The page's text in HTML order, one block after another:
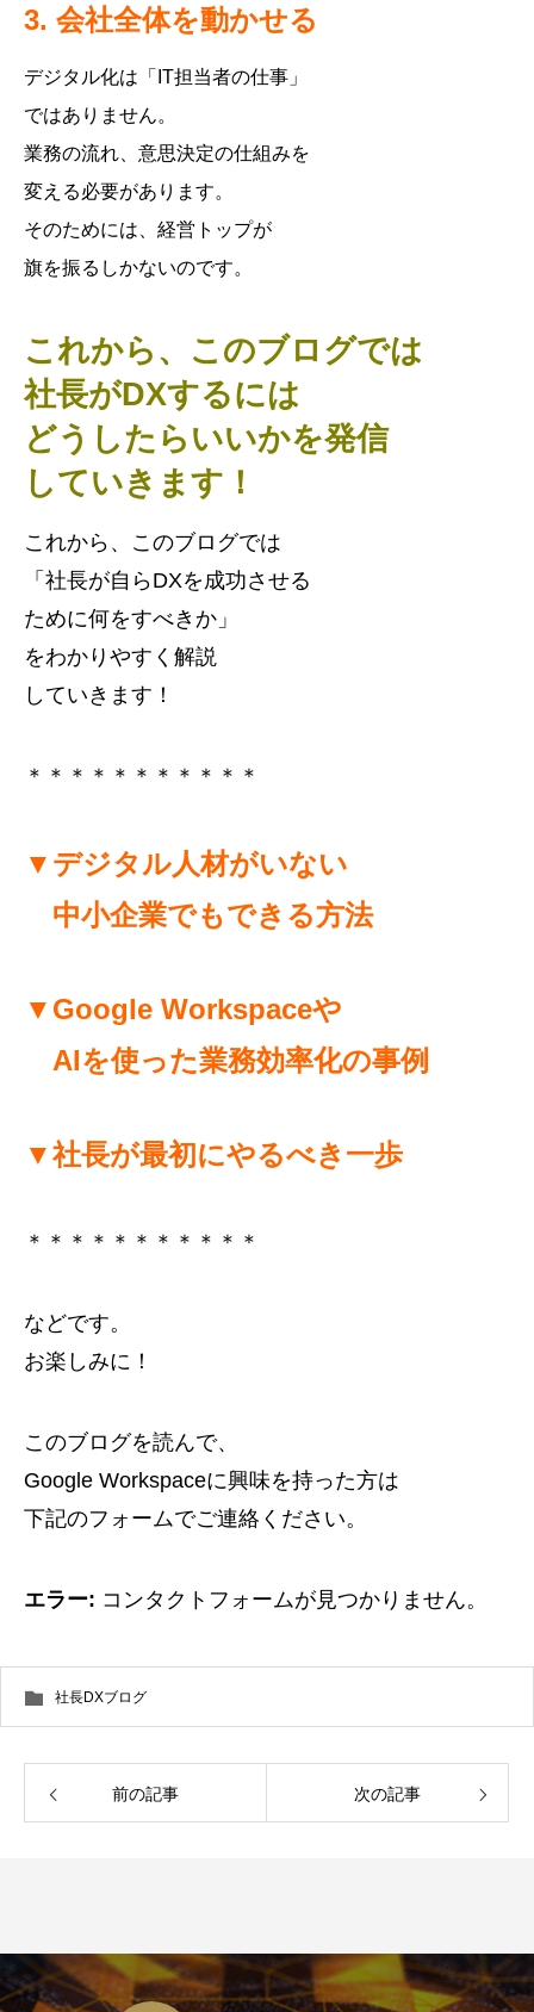
3. 会社全体を動かせる
デジタル化は「IT担当者の仕事」
ではありません。
業務の流れ、意思決定の仕組みを
変える必要があります。
そのためには、経営トップが
旗を振るしかないのです。
これから、このブログでは
社長がDXするには
どうしたらいいかを発信
していきます！
これから、このブログでは
「社長が自らDXを成功させる
ために何をすべきか」
をわかりやすく解説
していきます！
＊＊＊＊＊＊＊＊＊＊＊
▼デジタル人材がいない
中小企業でもできる方法
▼Google Workspaceや
AIを使った業務効率化の事例
▼社長が最初にやるべき一歩
＊＊＊＊＊＊＊＊＊＊＊
などです。
お楽しみに！
このブログを読んで、
Google Workspaceに興味を持った方は
下記のフォームでご連絡ください。
エラー: コンタクトフォームが見つかりません。
社長DXブログ
前の記事 次の記事